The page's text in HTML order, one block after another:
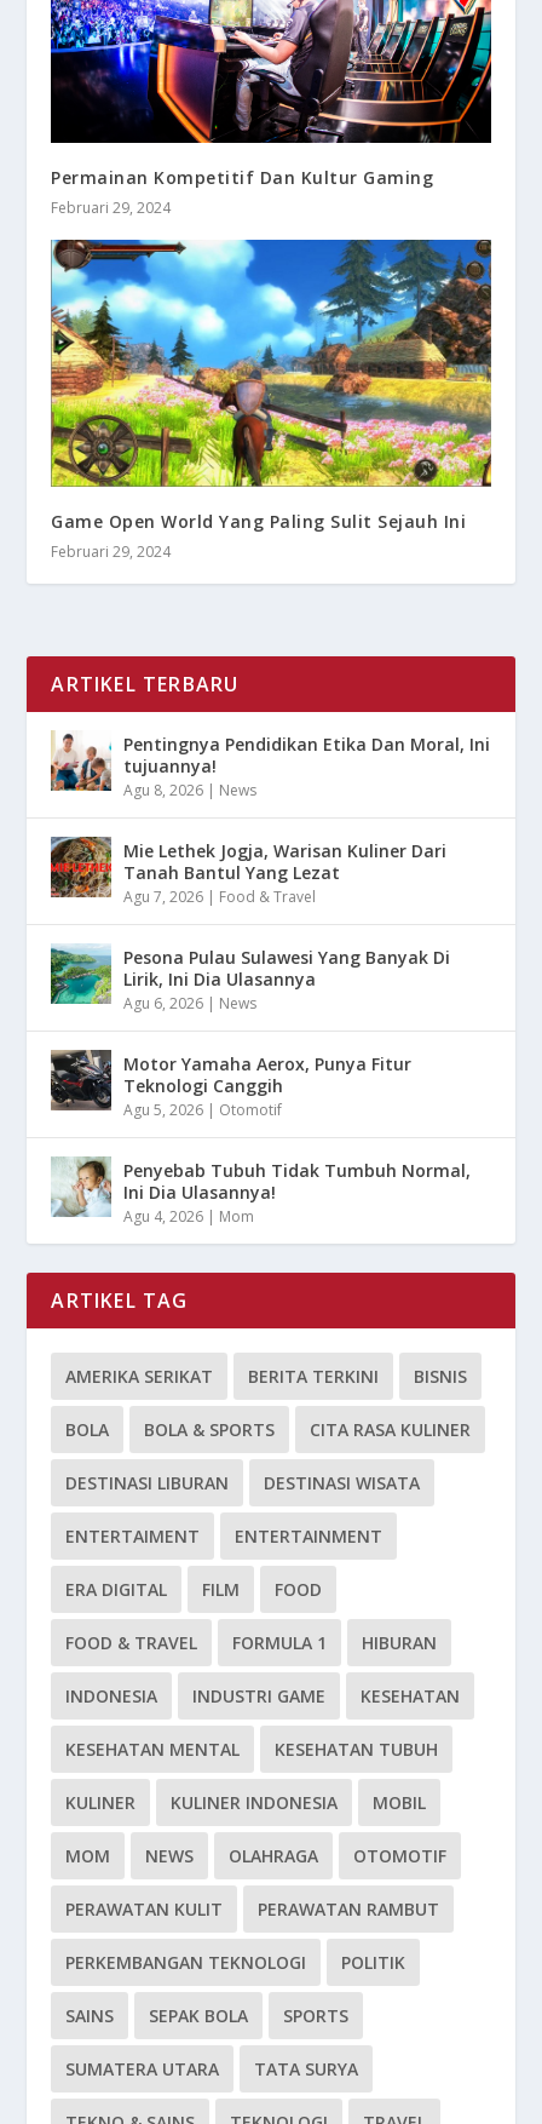
Permainan Kompetitif Dan Kultur Gaming
Februari 29, 2024
Game Open World Yang Paling Sulit Sejauh Ini
Februari 29, 2024
ARTIKEL TERBARU
Pentingnya Pendidikan Etika Dan Moral, Ini
tujuannya!
Agu 8, 2026 | News
Mie Lethek Jogja, Warisan Kuliner Dari
Tanah Bantul Yang Lezat
Agu 7, 2026 | Food & Travel
Pesona Pulau Sulawesi Yang Banyak Di
Lirik, Ini Dia Ulasannya
Agu 6, 2026 | News
Motor Yamaha Aerox, Punya Fitur
Teknologi Canggih
Agu 5, 2026 | Otomotif
Penyebab Tubuh Tidak Tumbuh Normal,
Ini Dia Ulasannya!
Agu 4, 2026 | Mom
ARTIKEL TAG
AMERIKA SERIKAT BERITA TERKINI BISNIS
BOLA BOLA & SPORTS CITA RASA KULINER
DESTINASI LIBURAN DESTINASI WISATA
ENTERTAIMENT ENTERTAINMENT
ERA DIGITAL FILM FOOD
FOOD & TRAVEL FORMULA 1 HIBURAN
INDONESIA INDUSTRI GAME KESEHATAN
KESEHATAN MENTAL KESEHATAN TUBUH
KULINER KULINER INDONESIA MOBIL
MOM NEWS OLAHRAGA OTOMOTIF
PERAWATAN KULIT PERAWATAN RAMBUT
PERKEMBANGAN TEKNOLOGI POLITIK
SAINS SEPAK BOLA SPORTS
SUMATERA UTARA TATA SURYA